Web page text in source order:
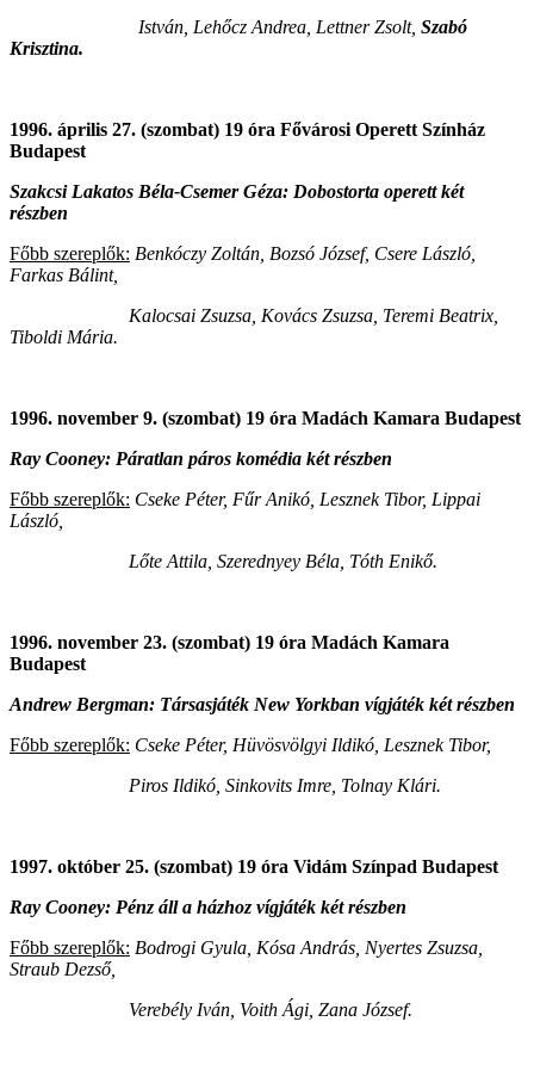
István, Lehőcz Andrea, Lettner Zsolt, Szabó
Krisztina.
1996. április 27. (szombat) 19 óra Fővárosi Operett Színház
Budapest
Szakcsi Lakatos Béla-Csemer Géza: Dobostorta operett két
részben
Főbb szereplők: Benkóczy Zoltán, Bozsó József, Csere László,
Farkas Bálint,
Kalocsai Zsuzsa, Kovács Zsuzsa, Teremi Beatrix,
Tiboldi Mária.
1996. november 9. (szombat) 19 óra Madách Kamara Budapest
Ray Cooney: Páratlan páros komédia két részben
Főbb szereplők: Cseke Péter, Fűr Anikó, Lesznek Tibor, Lippai
László,
Lőte Attila, Szerednyey Béla, Tóth Enikő.
1996. november 23. (szombat) 19 óra Madách Kamara
Budapest
Andrew Bergman: Társasjáték New Yorkban vígjáték két részben
Főbb szereplők: Cseke Péter, Hüvösvölgyi Ildikó, Lesznek Tibor,
Piros Ildikó, Sinkovits Imre, Tolnay Klári.
1997. október 25. (szombat) 19 óra Vidám Színpad Budapest
Ray Cooney: Pénz áll a házhoz vígjáték két részben
Főbb szereplők: Bodrogi Gyula, Kósa András, Nyertes Zsuzsa,
Straub Dezső,
Verebély Iván, Voith Ági, Zana József.